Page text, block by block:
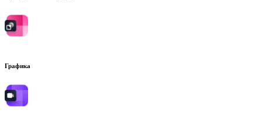
Графика